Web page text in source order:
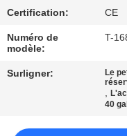
CONTRÔLE
DE
QUALITÉ
NOUS
Certification: CE
Numéro de
modèle:
T-
Surligner:
Le
,
40